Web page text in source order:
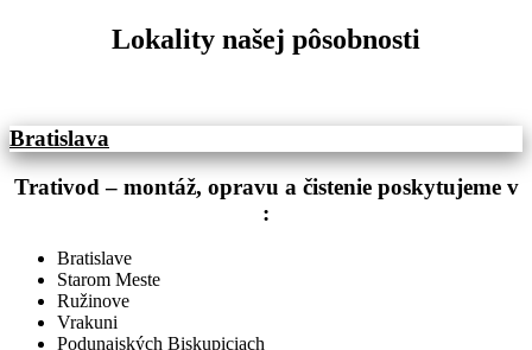
Lokality našej pôsobnosti
Bratislava
Trativod – montáž, opravu a čistenie poskytujeme v
:
Bratislave
Starom Meste
Ružinove
Vrakuni
Podunajských Biskupiciach